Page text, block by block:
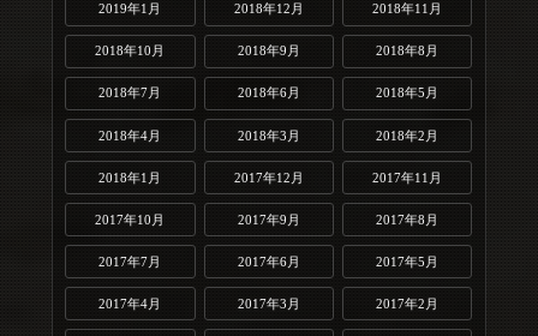
2019年1月 2018年12月 2018年11月
2018年10月 2018年9月 2018年8月
2018年7月 2018年6月 2018年5月
2018年4月 2018年3月 2018年2月
2018年1月 2017年12月 2017年11月
2017年10月 2017年9月 2017年8月
2017年7月 2017年6月 2017年5月
2017年4月 2017年3月 2017年2月